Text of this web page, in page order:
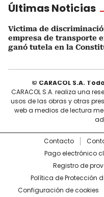
Últimas Noticias
Victima de
empresa de transporte
ganó tutela en la
© CARACOL S.A.
CARACOL S.A. realiza una
usos de las obras y otras
web a medios de lectura
Contacto
Pago electrónico
Registro de
Política de Protección
Configuración de cookies